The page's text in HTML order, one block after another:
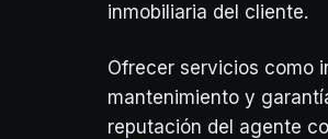
inmobiliaria del cliente.
Ofrecer servicios como
mantenimiento y
reputación del agente